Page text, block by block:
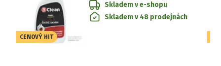
CENOVÝ HIT
Skladem v e-shopu
Skladem v 48 prodejnách